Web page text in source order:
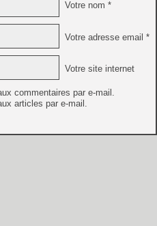
Votre nom *
Votre adresse email *
Votre site internet
commentaires par e-mail.
articles par e-mail.